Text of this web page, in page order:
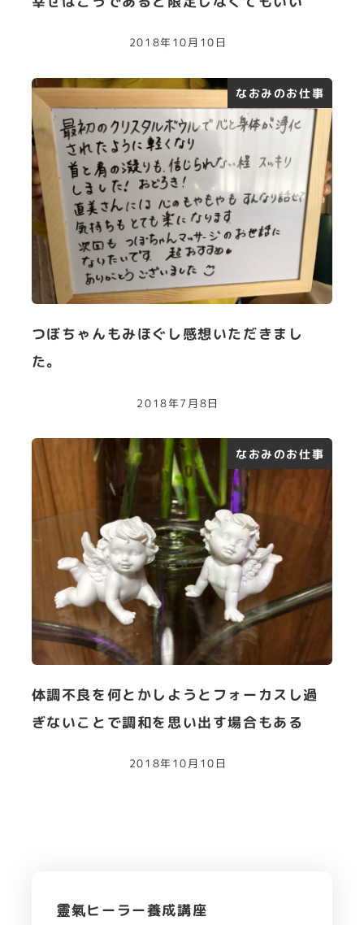
2018年10月10日
なおみのお仕事
つぼちゃんもみほぐし感想いただきまし
た。
2018年7月8日
なおみのお仕事
体調不良を何とかしようとフォーカスし過
ぎないことで調和を思い出す場合もある
2018年10月10日
靈氣ヒーラー養成講座